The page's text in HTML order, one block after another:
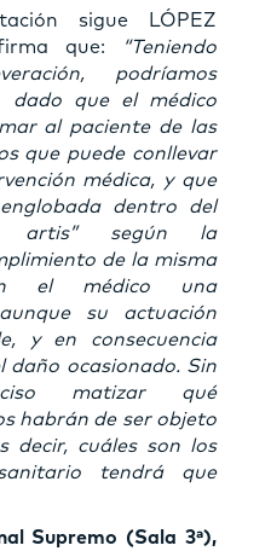
sigue LÓPEZ
que:
“Teniendo
podríamos
dado que el médico
al paciente de las
que puede conllevar
médica, y que
dentro del
artis” según la
de la misma
el médico una
su actuación
y en consecuencia
daño ocasionado. Sin
matizar qué
habrán de ser objeto
decir, cuáles son los
tendrá que
Supremo (Sala 3ª),